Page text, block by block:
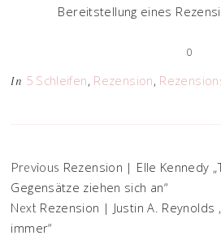
Bereitstellung eines
0
In 5 Schleifen, Rezension,
Previous Rezension | Elle Kennedy
Gegensätze ziehen sich an“
Next Rezension | Justin A.
immer“